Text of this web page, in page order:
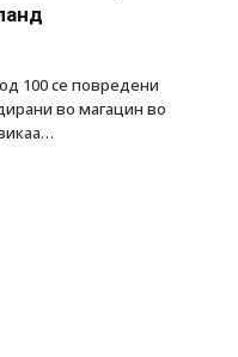
100 се повредени
во магацин во